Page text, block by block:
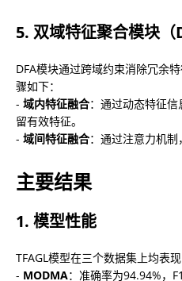
5. 双域特征聚合模块（
DFA模块通过跨域约束消除冗余
骤如下：
- 域内特征融合：通过动态特征
留有效特征。
- 域间特征融合：通过注意力机制
主要结果
1. 模型性能
TFAGL模型在三个数据集上均表现
- MODMA：准确率为94.94%，